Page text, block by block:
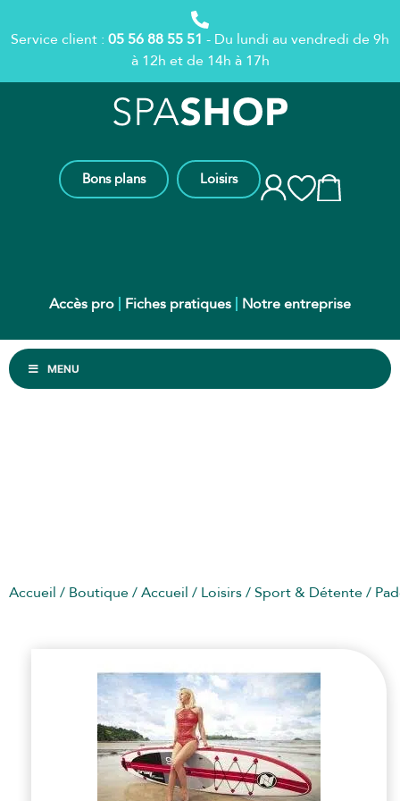
Service client : 05 56 88 55 51 - Du lundi au vendredi de 9h
à 12h et de 14h à 17h
Bons plans Loisirs
Accès pro Fiches pratiques Notre entreprise
MENU
Accueil / Boutique/Accueil / Loisirs/Sport & Détente/